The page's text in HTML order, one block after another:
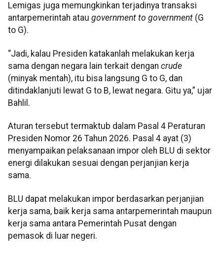
Lemigas juga memungkinkan terjadinya transaksi
antarpemerintah atau government to government (G
to G).
“Jadi, kalau Presiden katakanlah melakukan kerja
sama dengan negara lain terkait dengan crude
(minyak mentah), itu bisa langsung G to G, dan
ditindaklanjuti lewat G to B, lewat negara. Gitu ya,” ujar
Bahlil.
Aturan tersebut termaktub dalam Pasal 4 Peraturan
Presiden Nomor 26 Tahun 2026. Pasal 4 ayat (3)
menyampaikan pelaksanaan impor oleh BLU di sektor
energi dilakukan sesuai dengan perjanjian kerja
sama.
BLU dapat melakukan impor berdasarkan perjanjian
kerja sama, baik kerja sama antarpemerintah maupun
kerja sama antara Pemerintah Pusat dengan
pemasok di luar negeri.